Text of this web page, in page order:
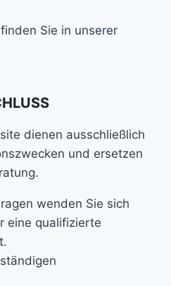
Sie in unserer
dienen ausschließlich
und ersetzen
wenden Sie sich
eine qualifizierte